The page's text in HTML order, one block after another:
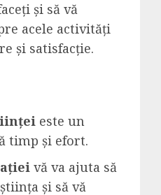
și să vă
acele activități
și satisfacție.
este un
timp și efort.
vă va ajuta să
și să vă